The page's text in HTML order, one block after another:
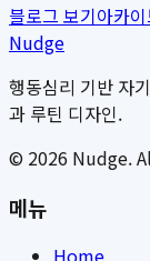
블로그 보기아카
Nudge
행동심리 기반 자
과 루틴 디자인.
© 2026 Nudge.
메뉴